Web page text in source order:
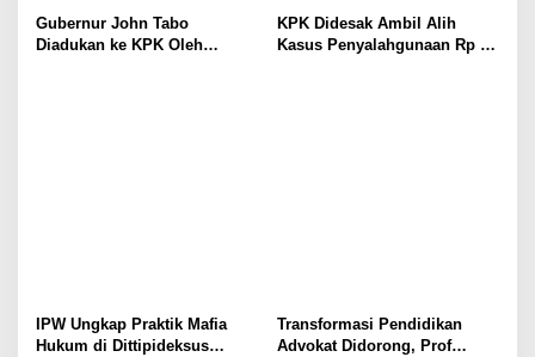
Gubernur John Tabo
Diadukan ke KPK Oleh
KPK Didesak Ambil Alih
Kasus Penyalahgunaan Rp 16
IPW Ungkap Praktik Mafia
Hukum di Dittipideksus
Transformasi Pendidikan
Advokat Didorong, Prof